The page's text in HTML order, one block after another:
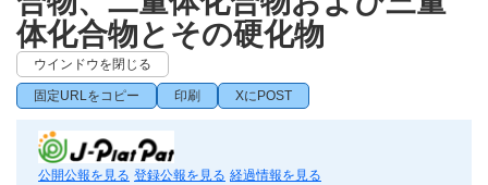
体化合物とその硬化物
ウインドウを閉じる
固定URLをコピー 印刷 XにPOST
公開公報を見る 登録公報を見る 経過情報を見る